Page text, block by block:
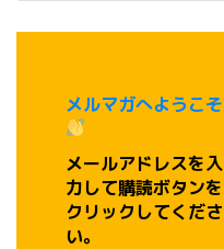
メルマガへようこそ
メールアドレスを入
力して購読ボタンを
クリックしてくださ
い。